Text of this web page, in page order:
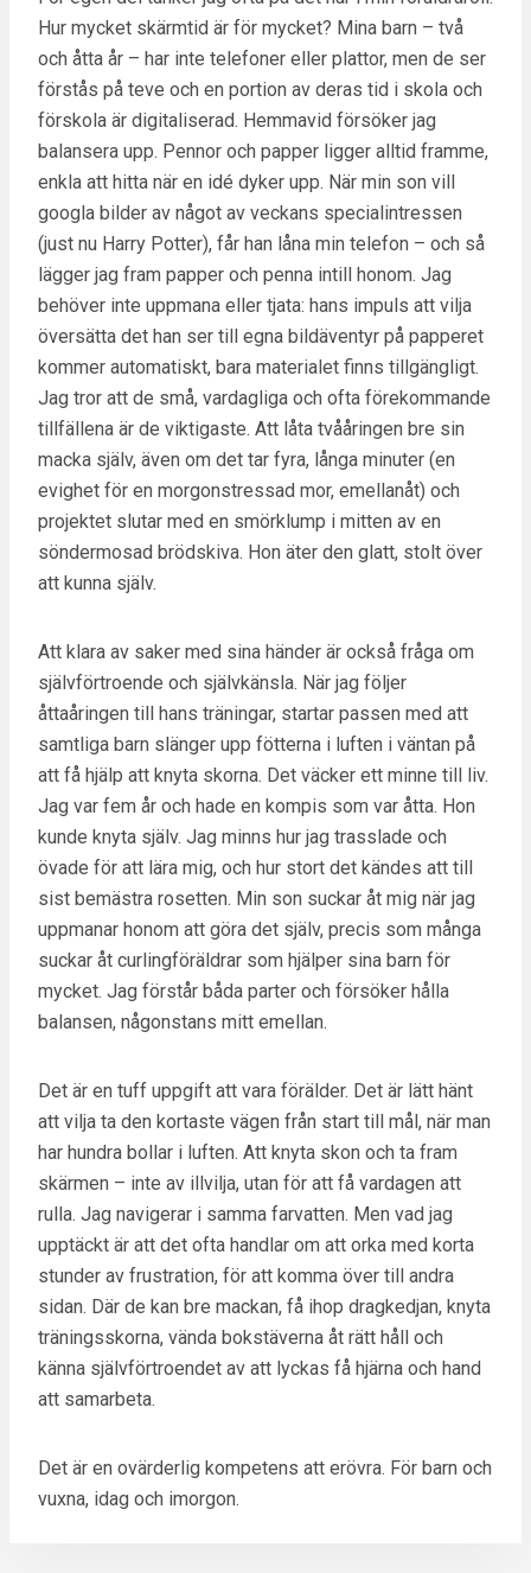
Hur mycket skärmtid är för mycket? Mina barn – två
och åtta år – har inte telefoner eller plattor, men de ser
förstås på teve och en portion av deras tid i skola och
förskola är digitaliserad. Hemmavid försöker jag
balansera upp. Pennor och papper ligger alltid framme,
enkla att hitta när en idé dyker upp. När min son vill
googla bilder av något av veckans specialintressen
(just nu Harry Potter), får han låna min telefon – och så
lägger jag fram papper och penna intill honom. Jag
behöver inte uppmana eller tjata: hans impuls att vilja
översätta det han ser till egna bildäventyr på papperet
kommer automatiskt, bara materialet finns tillgängligt.
Jag tror att de små, vardagliga och ofta förekommande
tillfällena är de viktigaste. Att låta tvååringen bre sin
macka själv, även om det tar fyra, långa minuter (en
evighet för en morgonstressad mor, emellanåt) och
projektet slutar med en smörklump i mitten av en
söndermosad brödskiva. Hon äter den glatt, stolt över
att kunna själv.
Att klara av saker med sina händer är också fråga om
självförtroende och självkänsla. När jag följer
åttaåringen till hans träningar, startar passen med att
samtliga barn slänger upp fötterna i luften i väntan på
att få hjälp att knyta skorna. Det väcker ett minne till liv.
Jag var fem år och hade en kompis som var åtta. Hon
kunde knyta själv. Jag minns hur jag trasslade och
övade för att lära mig, och hur stort det kändes att till
sist bemästra rosetten. Min son suckar åt mig när jag
uppmanar honom att göra det själv, precis som många
suckar åt curlingföräldrar som hjälper sina barn för
mycket. Jag förstår båda parter och försöker hålla
balansen, någonstans mitt emellan.
Det är en tuff uppgift att vara förälder. Det är lätt hänt
att vilja ta den kortaste vägen från start till mål, när man
har hundra bollar i luften. Att knyta skon och ta fram
skärmen – inte av illvilja, utan för att få vardagen att
rulla. Jag navigerar i samma farvatten. Men vad jag
upptäckt är att det ofta handlar om att orka med korta
stunder av frustration, för att komma över till andra
sidan. Där de kan bre mackan, få ihop dragkedjan, knyta
träningsskorna, vända bokstäverna åt rätt håll och
känna självförtroendet av att lyckas få hjärna och hand
att samarbeta.
Det är en ovärderlig kompetens att erövra. För barn och
vuxna, idag och imorgon.